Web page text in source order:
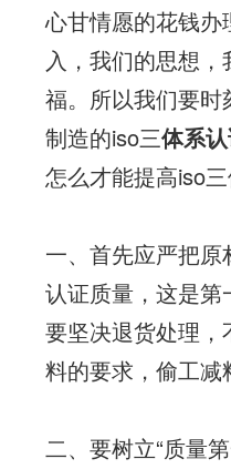
心甘情愿的花钱办
入，我们的思想
福。所以我们要
制造的iso三体系
怎么才能提高iso
一、首先应严把
认证质量，这是
要坚决退货处理
料的要求，偷工减
二、要树立“质量